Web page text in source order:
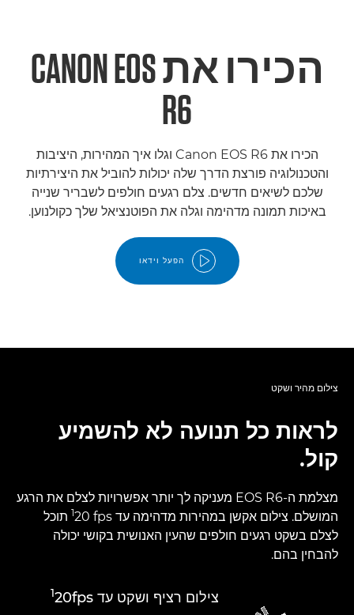
הכירו את CANON EOS
R6
הכירו את Canon EOS R6 וגלו איך המהירות, היציבות
והטכנולוגיה פורצת הדרך שלה יכולות להוביל את היצירתיות
שלכם לשיאים חדשים. צלם רגעים חולפים לשבריר שנייה
באיכות תמונה מדהימה וגלה את הפוטנציאל שלך כקולנוען.
הפעל וידאו
צילום מהיר ושקט
לראות כל תנועה לא להשמיע
קול.
מצלמת ה-EOS R6 מעניקה לך יותר אפשרויות לצלם את הרגע
המושלם. צילום אקשן במהירות מדהימה עד ‎20 fps‏
1 תוכל
לצלם בשקט רגעים חולפים שהעין האנושית בקושי יכולה
להבחין בהם.
צילום רציף ושקט עד 20fps‏ 1